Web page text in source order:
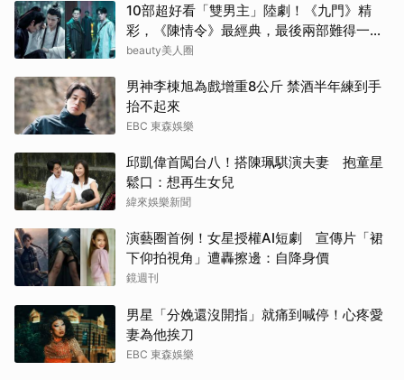
山下
10部超好看「雙男主」陸劇！《九門》精
彩，《陳情令》最經典，最後兩部難得一面
倒好評
beauty美人圈
男神李棟旭為戲增重8公斤 禁酒半年練到手
抬不起來
EBC 東森娛樂
邱凱偉首闖台八！搭陳珮騏演夫妻 抱童星
鬆口：想再生女兒
緯來娛樂新聞
演藝圈首例！女星授權AI短劇 宣傳片「裙
下仰拍視角」遭轟擦邊：自降身價
鏡週刊
男星「分娩還沒開指」就痛到喊停！心疼愛
妻為他挨刀
EBC 東森娛樂